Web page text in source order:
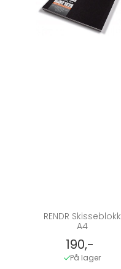
RENDR Skisseblokk
A4
190,-
På lager